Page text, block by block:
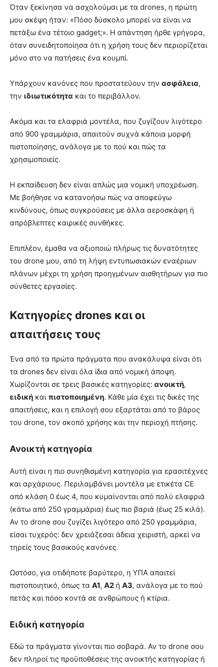
Όταν ξεκίνησα να ασχολούμαι με τα drones, η πρώτη
μου σκέψη ήταν: «Πόσο δύσκολο μπορεί να είναι να
πετάξω ένα τέτοιο gadget;». Η απάντηση ήρθε γρήγορα,
όταν συνειδητοποίησα ότι η χρήση τους δεν περιορίζεται
μόνο στο να πατήσεις ένα κουμπί.
Υπάρχουν κανόνες που προστατεύουν την ασφάλεια,
την ιδιωτικότητα και το περιβάλλον.
Ακόμα και τα ελαφριά μοντέλα, που ζυγίζουν λιγότερο
από 900 γραμμάρια, απαιτούν συχνά κάποια μορφή
πιστοποίησης, ανάλογα με το πού και πώς τα
χρησιμοποιείς.
Η εκπαίδευση δεν είναι απλώς μια νομική υποχρέωση.
Με βοήθησε να κατανοήσω πώς να αποφεύγω
κινδύνους, όπως συγκρούσεις με άλλα αεροσκάφη ή
απρόβλεπτες καιρικές συνθήκες.
Επιπλέον, έμαθα να αξιοποιώ πλήρως τις δυνατότητες
του drone μου, από τη λήψη εντυπωσιακών εναέριων
πλάνων μέχρι τη χρήση προηγμένων αισθητήρων για πιο
σύνθετες εργασίες.
Κατηγορίες drones και οι
απαιτήσεις τους
Ένα από τα πρώτα πράγματα που ανακάλυψα είναι ότι
τα drones δεν είναι όλα ίδια από νομική άποψη.
Χωρίζονται σε τρεις βασικές κατηγορίες: ανοικτή,
ειδική και πιστοποιημένη. Κάθε μία έχει τις δικές της
απαιτήσεις, και η επιλογή σου εξαρτάται από το βάρος
του drone, τον σκοπό χρήσης και την περιοχή πτήσης.
Ανοικτή κατηγορία
Αυτή είναι η πιο συνηθισμένη κατηγορία για ερασιτέχνες
και αρχάριους. Περιλαμβάνει μοντέλα με ετικέτα CE
από κλάση 0 έως 4, που κυμαίνονται από πολύ ελαφριά
(κάτω από 250 γραμμάρια) έως πιο βαριά (έως 25 κιλά).
Αν το drone σου ζυγίζει λιγότερο από 250 γραμμάρια,
είσαι τυχερός: δεν χρειάζεσαι άδεια χειριστή, αρκεί να
τηρείς τους βασικούς κανόνες.
Ωστόσο, για οτιδήποτε βαρύτερο, η ΥΠΑ απαιτεί
πιστοποιητικό, όπως τα Α1, Α2 ή Α3, ανάλογα με το πού
πετάς και πόσο κοντά σε ανθρώπους ή κτίρια.
Ειδική κατηγορία
Εδώ τα πράγματα γίνονται πιο σοβαρά. Αν το drone σου
δεν πληροί τις προϋποθέσεις της ανοικτής κατηγορίας ή